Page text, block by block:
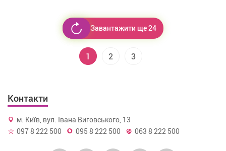
Завантажити ще 24
1 2 3
Контакти
м. Київ, вул. Івана Виговського, 13
097 8 222 500
095 8 222 500 063 8 222 500